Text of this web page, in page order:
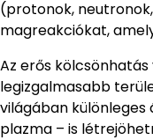
(protonok,
magreakciókat,
Az erős
legizgalmasabb
világában
plazma – is